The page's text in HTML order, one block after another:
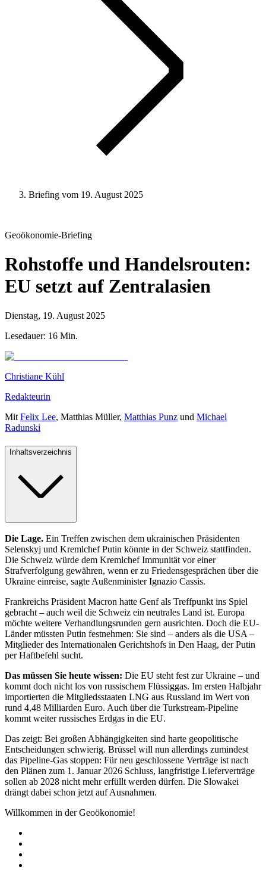
Briefing vom 19. August 2025
Geoökonomie-Briefing
Rohstoffe und Handelsrouten:
EU setzt auf Zentralasien
Dienstag, 19. August 2025
Lesedauer: 16 Min.
Christiane Kühl
Redakteurin
Mit Felix Lee, Matthias Müller, Matthias Punz und Michael
Radunski
Inhaltsverzeichnis
Die Lage. Ein Treffen zwischen dem ukrainischen Präsidenten
Selenskyj und Kremlchef Putin könnte in der Schweiz stattfinden.
Die Schweiz würde dem Kremlchef Immunität vor einer
Strafverfolgung gewähren, wenn er zu Friedensgesprächen über die
Ukraine einreise, sagte Außenminister Ignazio Cassis.
Frankreichs Präsident Macron hatte Genf als Treffpunkt ins Spiel
gebracht – auch weil die Schweiz ein neutrales Land ist. Europa
möchte weitere Verhandlungsrunden gern ausrichten. Doch die EU-
Länder müssten Putin festnehmen: Sie sind – anders als die USA –
Mitglieder des Internationalen Gerichtshofs in Den Haag, der Putin
per Haftbefehl sucht.
Das müssen Sie heute wissen: Die EU steht fest zur Ukraine – und
kommt doch nicht los von russischem Flüssiggas. Im ersten Halbjahr
importierten die Mitgliedsstaaten LNG aus Russland im Wert von
rund 4,48 Milliarden Euro. Auch über die Turkstream-Pipeline
kommt weiter russisches Erdgas in die EU.
Das zeigt: Bei großen Abhängigkeiten sind harte geopolitische
Entscheidungen schwierig. Brüssel will nun allerdings zumindest
das Pipeline-Gas stoppen: Für neu geschlossene Verträge ist nach
den Plänen zum 1. Januar 2026 Schluss, langfristige Lieferverträge
sollen ab 2028 nicht mehr erfüllt werden dürfen. Die Slowakei
drängt dabei schon jetzt auf Ausnahmen.
Willkommen in der Geoökonomie!